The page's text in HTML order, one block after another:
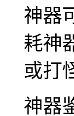
神器
耗神
或打
神器